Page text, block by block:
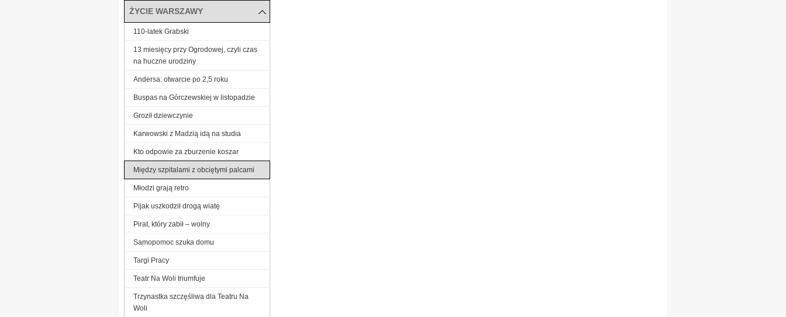
ŻYCIE WARSZAWY
110-latek Grabski
13 miesięcy przy Ogrodowej, czyli czas
na huczne urodziny
Andersa: otwarcie po 2,5 roku
Buspas na Górczewskiej w listopadzie
Groził dziewczynie
Karwowski z Madzią idą na studia
Kto odpowie za zburzenie koszar
Między szpitalami z obciętymi palcami
Młodzi grają retro
Pijak uszkodził drogą wiatę
Pirat, który zabił – wolny
Samopomoc szuka domu
Targi Pracy
Teatr Na Woli triumfuje
Trzynastka szczęśliwa dla Teatru Na
Woli